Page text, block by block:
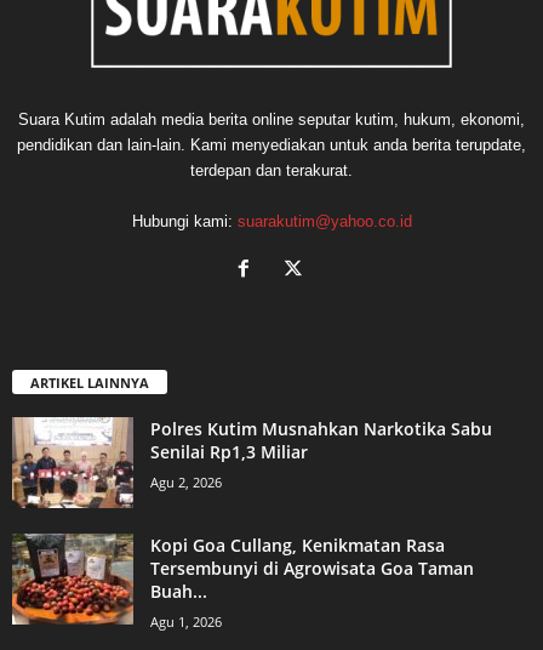
Suara Kutim adalah media berita online seputar kutim, hukum, ekonomi,
pendidikan dan lain-lain. Kami menyediakan untuk anda berita terupdate,
terdepan dan terakurat.
Hubungi kami: suarakutim@yahoo.co.id
ARTIKEL LAINNYA
Polres Kutim Musnahkan Narkotika Sabu
Senilai Rp1,3 Miliar
Agu 2, 2026
Kopi Goa Cullang, Kenikmatan Rasa
Tersembunyi di Agrowisata Goa Taman
Buah...
Agu 1, 2026